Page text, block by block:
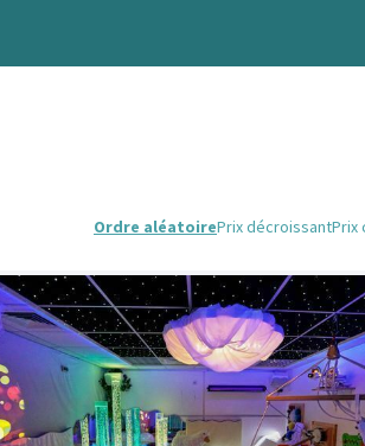
Ordre aléatoirePrix décroissantPrix